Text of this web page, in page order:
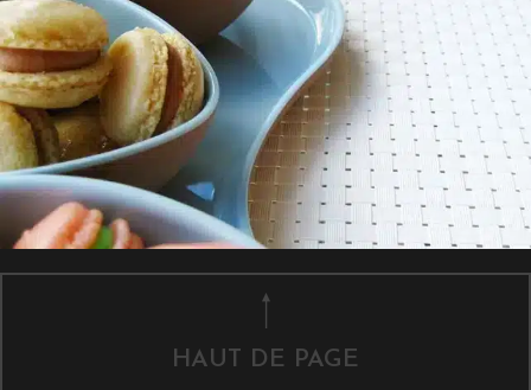
HAUT DE PAGE